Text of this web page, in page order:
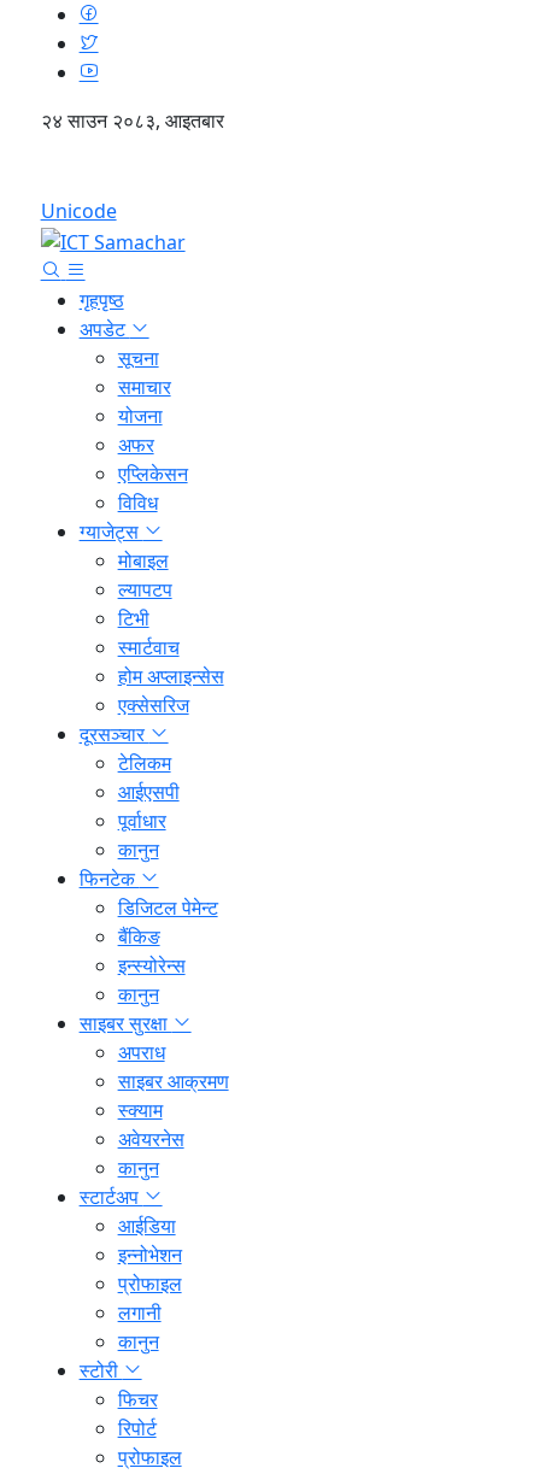
२४ साउन २०८३, आइतबार
Unicode
गृहपृष्ठ
अपडेट
सूचना
समाचार
योजना
अफर
एप्लिकेसन
विविध
ग्याजेट्स
मोबाइल
ल्यापटप
टिभी
स्मार्टवाच
होम अप्लाइन्सेस
एक्सेसरिज
दूरसञ्चार
टेलिकम
आईएसपी
पूर्वाधार
कानुन
फिनटेक
डिजिटल पेमेन्ट
बैंकिङ
इन्स्योरेन्स
कानुन
साइबर सुरक्षा
अपराध
साइबर आक्रमण
स्क्याम
अवेयरनेस
कानुन
स्टार्टअप
आईडिया
इन्नोभेशन
प्रोफाइल
लगानी
कानुन
स्टोरी
फिचर
रिपोर्ट
प्रोफाइल